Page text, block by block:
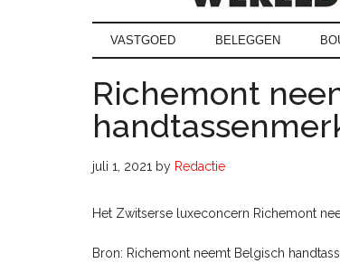
vastgoedwereld.nl
VASTGOED BELEGGEN
Richemont
juli 1, 2021 by Redactie
Het Zwitserse luxeconcern Richemont
Bron: Richemont neemt Belgisch